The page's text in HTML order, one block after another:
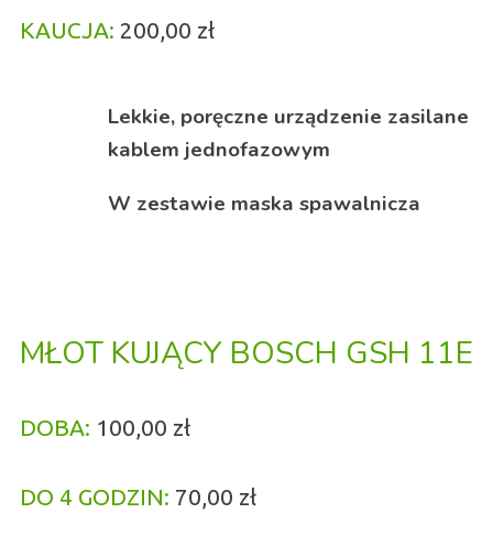
KAUCJA: 200,00 zł
Lekkie, poręczne urządzenie zasilane
kablem jednofazowym
W zestawie maska spawalnicza
MŁOT KUJĄCY BOSCH GSH 11E
DOBA: 100,00 zł
DO 4 GODZIN: 70,00 zł